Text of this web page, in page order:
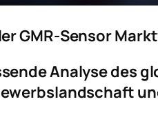
GMR-Sensor
Analyse des